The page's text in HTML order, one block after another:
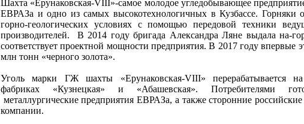
Шахта «Ерунаковская-VIII»-самое молодое угледобывающее
ЕВРАЗа и одно из самых высокотехнологичных в Кузбассе. Горняки
горно-геологических условиях с помощью передовой техники
производителей. В 2014 году бригада Александра Ляне выдала на-
соответствует проектной мощности предприятия. В 2017 году впервые
млн тонн «черного золота».
Уголь марки ГЖ шахты «Ерунаковская-VIII» перерабатывается
фабриках «Кузнецкая» и «Абашевская». Потребителями
металлургические предприятия ЕВРАЗа, а также сторонние
компании.